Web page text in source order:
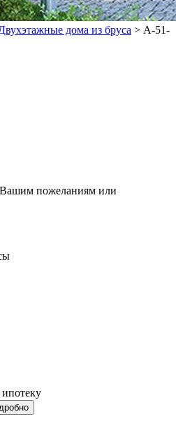
дома из бруса > А-51-
Вашим пожеланиям или
ипотеку